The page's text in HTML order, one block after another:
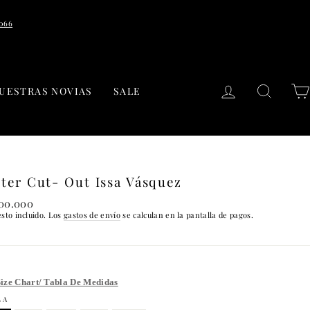
NOVIAS SALE INGRESAR
Cut- Out Issa Vásquez
incluido. Losgastos de envíose calculan en la pantalla de pagos.
Chart/ Tabla De Medidas